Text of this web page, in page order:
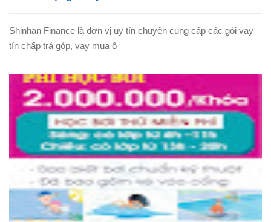
Shinhan Finance là đơn vị uy tín chuyên cung cấp các gói vay
tín chấp trả góp, vay mua ô